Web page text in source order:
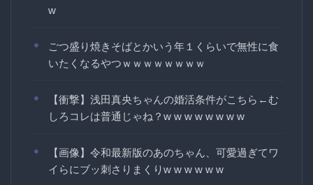
w
ごつ盛り焼きそばとかいう年１くらいで無性に食
いたくなるやつｗｗｗｗｗｗｗｗ
【衝撃】浅田真央ちゃんの婚活条件がこちら←む
しろコレは普通じゃね？w w w w w w w w
【画像】令和最新版のあのちゃん、可愛過ぎてワ
イらにブッ刺さりまくりw w w w w w